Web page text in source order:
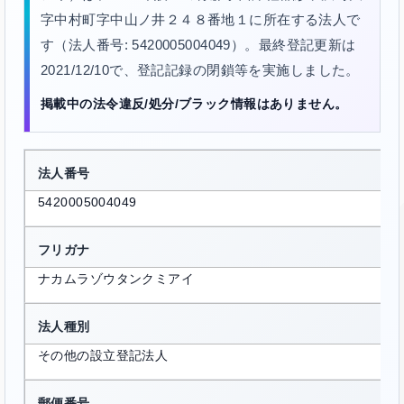
字中村町字中山ノ井２４８番地１に所在する法人で
す（法人番号: 5420005004049）。最終登記更新は
2021/12/10で、登記記録の閉鎖等を実施しました。
掲載中の法令違反/処分/ブラック情報はありません。
法人番号
5420005004049
フリガナ
ナカムラゾウタンクミアイ
法人種別
その他の設立登記法人